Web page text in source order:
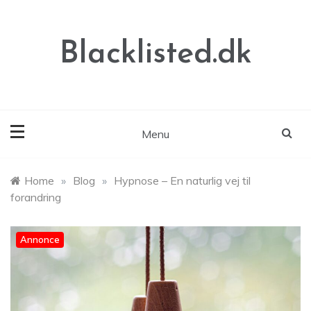
Blacklisted.dk
Menu
Home » Blog » Hypnose – En naturlig vej til
forandring
Annonce